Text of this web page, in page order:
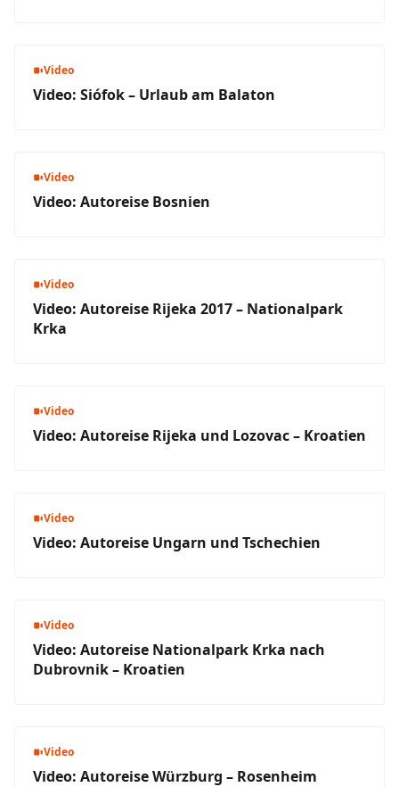
Video
Video: Siófok – Urlaub am Balaton
Video
Video: Autoreise Bosnien
Video
Video: Autoreise Rijeka 2017 – Nationalpark
Krka
Video
Video: Autoreise Rijeka und Lozovac – Kroatien
Video
Video: Autoreise Ungarn und Tschechien
Video
Video: Autoreise Nationalpark Krka nach
Dubrovnik – Kroatien
Video
Video: Autoreise Würzburg – Rosenheim